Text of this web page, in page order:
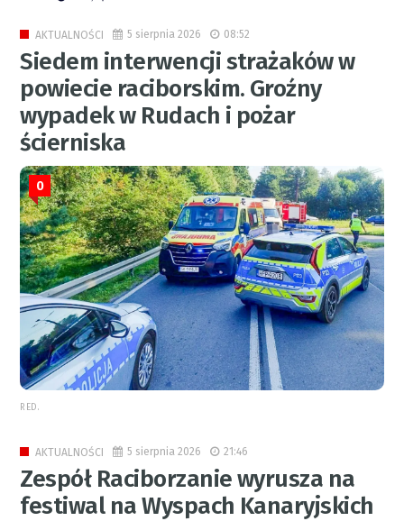
AKTUALNOŚCI 5 sierpnia 2026 08:52
Siedem interwencji strażaków w
powiecie raciborskim. Groźny
wypadek w Rudach i pożar
ścierniska
0
RED.
AKTUALNOŚCI 5 sierpnia 2026 21:46
Zespół Raciborzanie wyrusza na
festiwal na Wyspach Kanaryjskich